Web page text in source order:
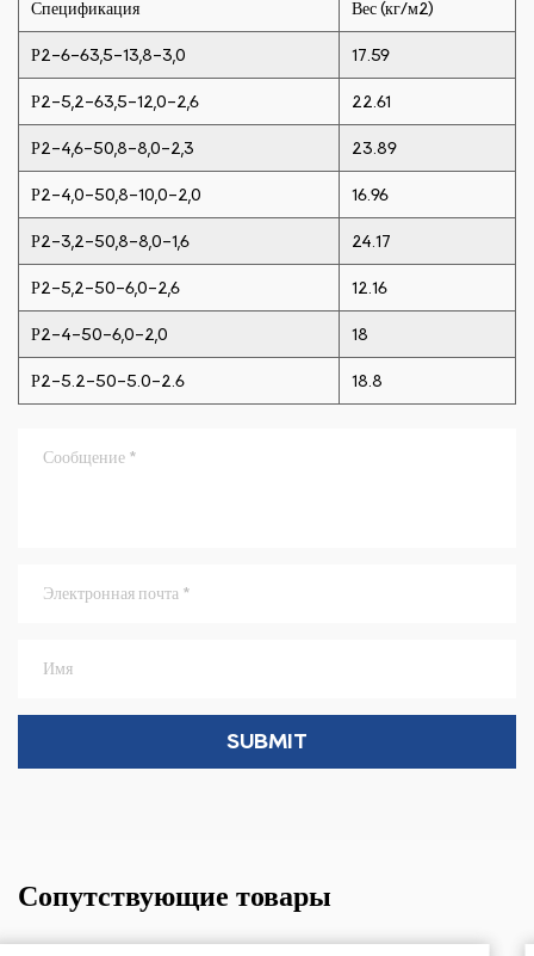
Спецификация Вес (кг/м2)
Р2-6-63,5-13,8-3,0 17.59
Р2-5,2-63,5-12,0-2,6 22.61
Р2-4,6-50,8-8,0-2,3 23.89
Р2-4,0-50,8-10,0-2,0 16.96
Р2-3,2-50,8-8,0-1,6 24.17
Р2-5,2-50-6,0-2,6 12.16
Р2-4-50-6,0-2,0 18
Р2-5.2-50-5.0-2.6 18.8
Сопутствующие товары